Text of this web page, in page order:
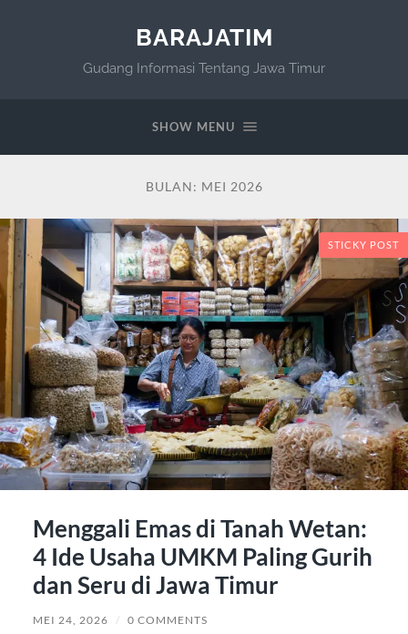
BARAJATIM
Gudang Informasi Tentang Jawa Timur
SHOW MENU
BULAN: MEI 2026
STICKY POST
Menggali Emas di Tanah Wetan:
4 Ide Usaha UMKM Paling Gurih
dan Seru di Jawa Timur
MEI 24, 2026 / 0 COMMENTS